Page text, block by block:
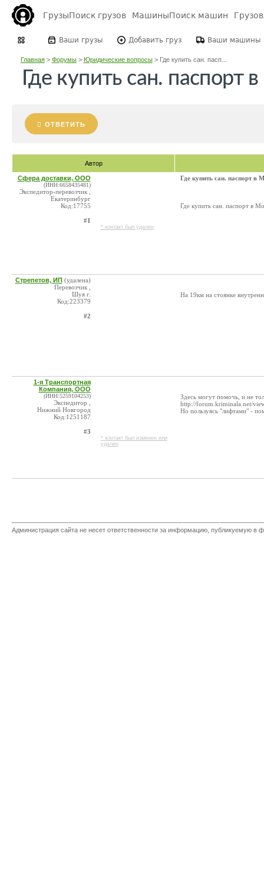
ГрузыПоиск грузов МашиныПоиск машин
Ваши грузы Добавить груз Ваши машины
Главная> Форумы> Юридические вопросы> Где купить сан. пасп...
Где купить сан. паспорт
ОТВЕТИТЬ
Автор
Сфера доставки, ООО
(ИНН:6658435481)
Экспедитор-перевозчик ,
Екатеринбург
Код:17755
#1
* контакт был удален
Где купить сан. паспорт в
Где купить сан. паспорт в
Стрепетов, ИП (удалена)
Перевозчик ,
Шуя г.
Код:223379
#2
На 19км на стоянке
1-я Транспортная
Компания, ООО
(ИНН:5259104253)
Экспедитор ,
Нижний Новгород
Код:1251187
#3
* контакт был изменен или
удален
Здесь могут помочь, и не
http://forum.kriminala.net/
Но пользуясь "лифтами" -
Администрация сайта не несет ответственности за информацию, публикуемую